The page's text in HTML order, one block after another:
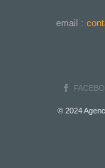
email :
© 2024